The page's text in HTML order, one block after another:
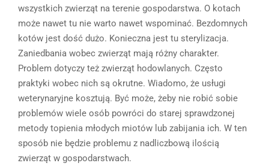
wszystkich zwierząt na terenie gospodarstwa. O kotach
może nawet tu nie warto nawet wspominać. Bezdomnych
kotów jest dość dużo. Konieczna jest tu sterylizacja.
Zaniedbania wobec zwierząt mają różny charakter.
Problem dotyczy też zwierząt hodowlanych. Często
praktyki wobec nich są okrutne. Wiadomo, że usługi
weterynaryjne kosztują. Być może, żeby nie robić sobie
problemów wiele osób powróci do starej sprawdzonej
metody topienia młodych miotów lub zabijania ich. W ten
sposób nie będzie problemu z nadliczbową ilością
zwierząt w gospodarstwach.